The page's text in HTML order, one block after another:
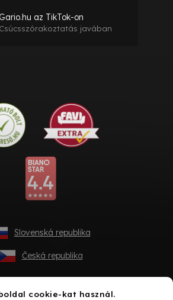
cookie-kat használ.
az TikTok-on
Csúcsszórakoztatás javában
Slovenská republika
Česká republika